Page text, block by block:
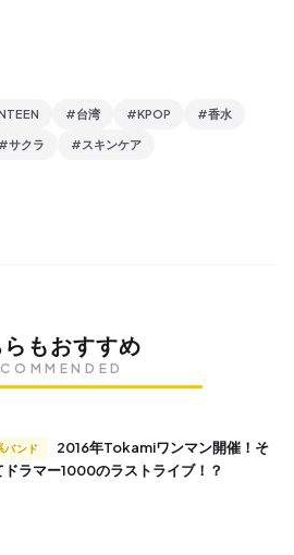
#台湾 #KPOP #香水
#サクラ #スキンケア
もおすすめ
バンド
ドラマー1000のラストライブ！？